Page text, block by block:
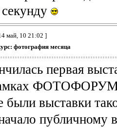
май, 10 21:02 ]
фотография месяца
первая
были выставки
публичному